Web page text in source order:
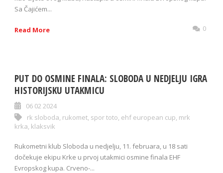
Sa Čajićem...
Read More 0
PUT DO OSMINE FINALA: SLOBODA U NEDJELJU IGRA
HISTORIJSKU UTAKMICU
06 02 2024
rk sloboda, rukomet, spor toto, ehf european cup, mrk
krka, klaksvik
Rukometni klub Sloboda u nedjelju, 11. februara, u 18 sati
dočekuje ekipu Krke u prvoj utakmici osmine finala EHF
Evropskog kupa. Crveno-...